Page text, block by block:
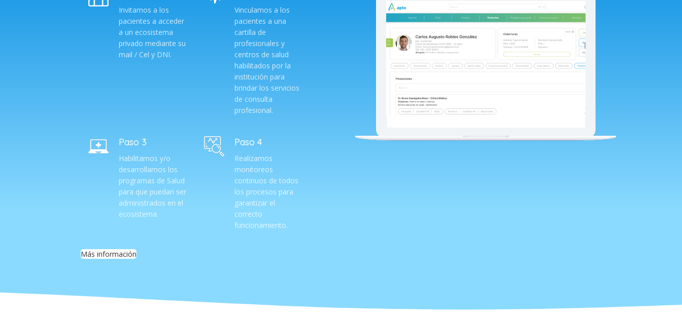
Invitamos a los
pacientes a acceder
a un ecosistema
privado mediante su
mail / Cel y DNI.
Vinculamos a los
pacientes a una
cartilla de
profesionales y
centros de salud
habilitados por la
institución para
brindar los servicios
de consulta
profesional.
Paso 3
Habilitamos y/o
desarrollamos los
programas de Salud
para que puedan ser
administrados en el
ecosistema.
Paso 4
Realizamos
monitoreos
continuos de todos
los procesos para
garantizar el
correcto
funcionamiento.
Más información